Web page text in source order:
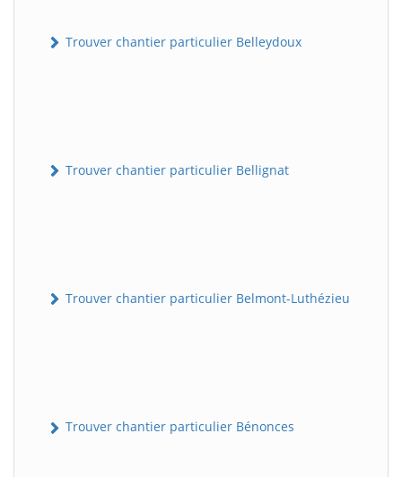
Trouver chantier particulier Belleydoux
Trouver chantier particulier Bellignat
Trouver chantier particulier Belmont-Luthézieu
Trouver chantier particulier Bénonces